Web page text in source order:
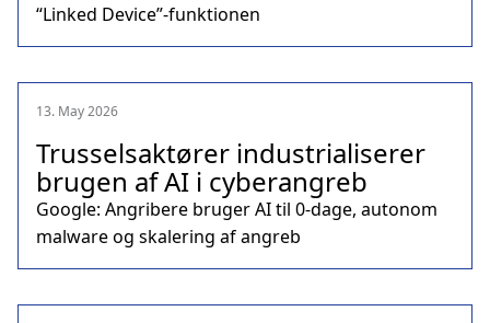
“Linked Device”-funktionen
13. May 2026
Trusselsaktører industrialiserer
brugen af AI i cyberangreb
Google: Angribere bruger AI til 0-dage, autonom
malware og skalering af angreb